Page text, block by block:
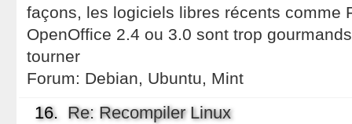
façons, les logiciels libres récents comme
OpenOffice 2.4 ou 3.0 sont trop
tourner
Forum: Debian, Ubuntu, Mint
16. Re: Recompiler Linux